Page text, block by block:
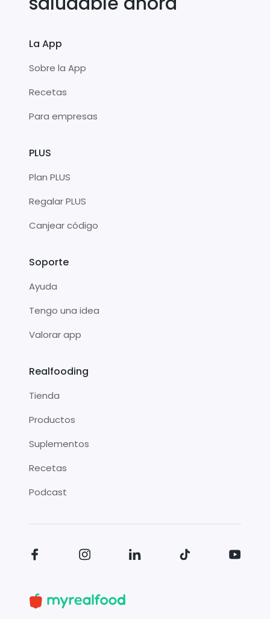
La App
Sobre la App
Recetas
Para empresas
PLUS
Plan PLUS
Regalar PLUS
Canjear código
Soporte
Ayuda
Tengo una idea
Valorar app
Realfooding
Tienda
Productos
Suplementos
Recetas
Podcast